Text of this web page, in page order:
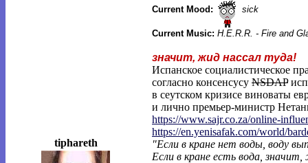
Current Mood: sick
Current Music: H.E.R.R. - Fire and
tiphareth
значит, жид нассал туда!
Испанское социалистическое
согласно консенсусу NSDAP
в сеутском кризисе виноваты
и лично премьер-министр
https://www.sajr.co.za/online-
https://en.yenisafak.com/world/
"Если в кране нет воды, воду
Если в кране есть вода,